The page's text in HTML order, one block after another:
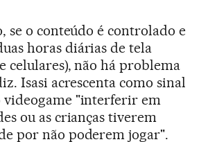
se o conteúdo é controlado e
horas diárias de tela
celulares), não há problema
Isasi acrescenta como sinal
videogame "interferir em
ou as crianças tiverem
por não poderem jogar".